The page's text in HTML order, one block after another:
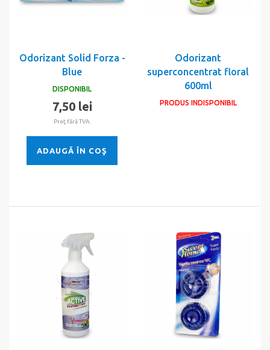
Odorizant Solid Forza -
Blue
DISPONIBIL
7,50 lei
Preţ fără TVA.
ADAUGĂ ÎN COŞ
Odorizant
superconcentrat floral
600ml
PRODUS INDISPONIBIL